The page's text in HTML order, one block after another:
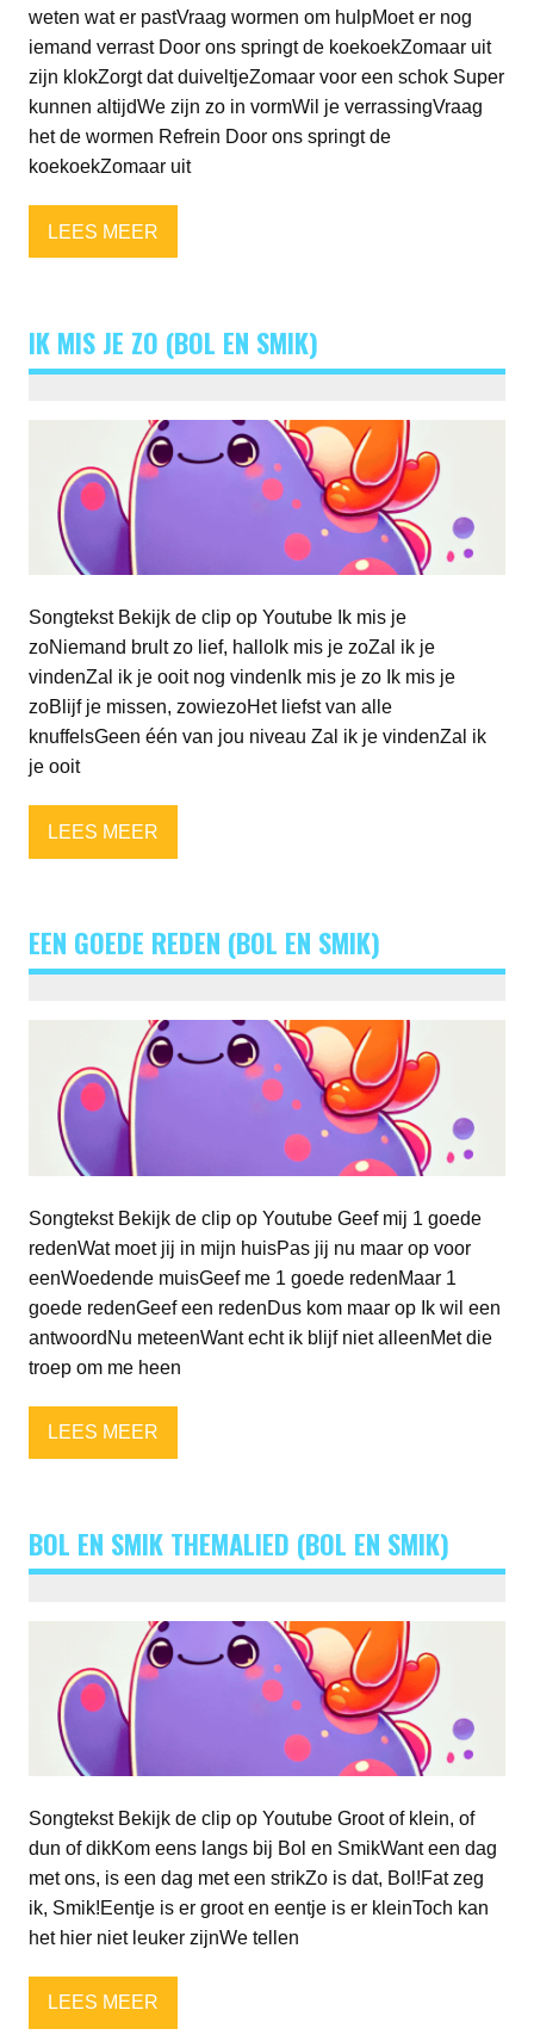
weten wat er pastVraag wormen om hulpMoet er nog
iemand verrast Door ons springt de koekoekZomaar uit
zijn klokZorgt dat duiveltjeZomaar voor een schok Super
kunnen altijdWe zijn zo in vormWil je verrassingVraag
het de wormen Refrein Door ons springt de
koekoekZomaar uit
LEES MEER
IK MIS JE ZO (BOL EN SMIK)
Songtekst Bekijk de clip op Youtube Ik mis je
zoNiemand brult zo lief, halloIk mis je zoZal ik je
vindenZal ik je ooit nog vindenIk mis je zo Ik mis je
zoBlijf je missen, zowiezoHet liefst van alle
knuffelsGeen één van jou niveau Zal ik je vindenZal ik
je ooit
LEES MEER
EEN GOEDE REDEN (BOL EN SMIK)
Songtekst Bekijk de clip op Youtube Geef mij 1 goede
redenWat moet jij in mijn huisPas jij nu maar op voor
eenWoedende muisGeef me 1 goede redenMaar 1
goede redenGeef een redenDus kom maar op Ik wil een
antwoordNu meteenWant echt ik blijf niet alleenMet die
troep om me heen
LEES MEER
BOL EN SMIK THEMALIED (BOL EN SMIK)
Songtekst Bekijk de clip op Youtube Groot of klein, of
dun of dikKom eens langs bij Bol en SmikWant een dag
met ons, is een dag met een strikZo is dat, Bol!Fat zeg
ik, Smik!Eentje is er groot en eentje is er kleinToch kan
het hier niet leuker zijnWe tellen
LEES MEER